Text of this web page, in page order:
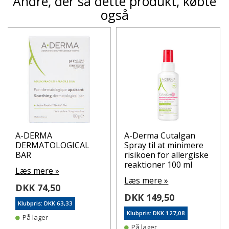
også
A-DERMA
DERMATOLOGICAL
BAR
Læs mere »
DKK 74,50
Klubpris: DKK 63,33
På lager
A-Derma Cutalgan
Spray til at minimere
risikoen for allergiske
reaktioner 100 ml
Læs mere »
DKK 149,50
Klubpris: DKK 127,08
På lager